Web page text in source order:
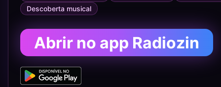
Descoberta musical
Abrir no app Radiozin